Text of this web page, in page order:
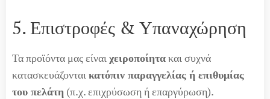
5. Επιστροφές & Υπαναχώρηση
Τα προϊόντα μας είναιχειροποίητακαι συχνά
κατασκευάζονταικατόπιν παραγγελίας ή επιθυμίας
του πελάτη (π.χ. επιχρύσωση ή επαργύρωση).